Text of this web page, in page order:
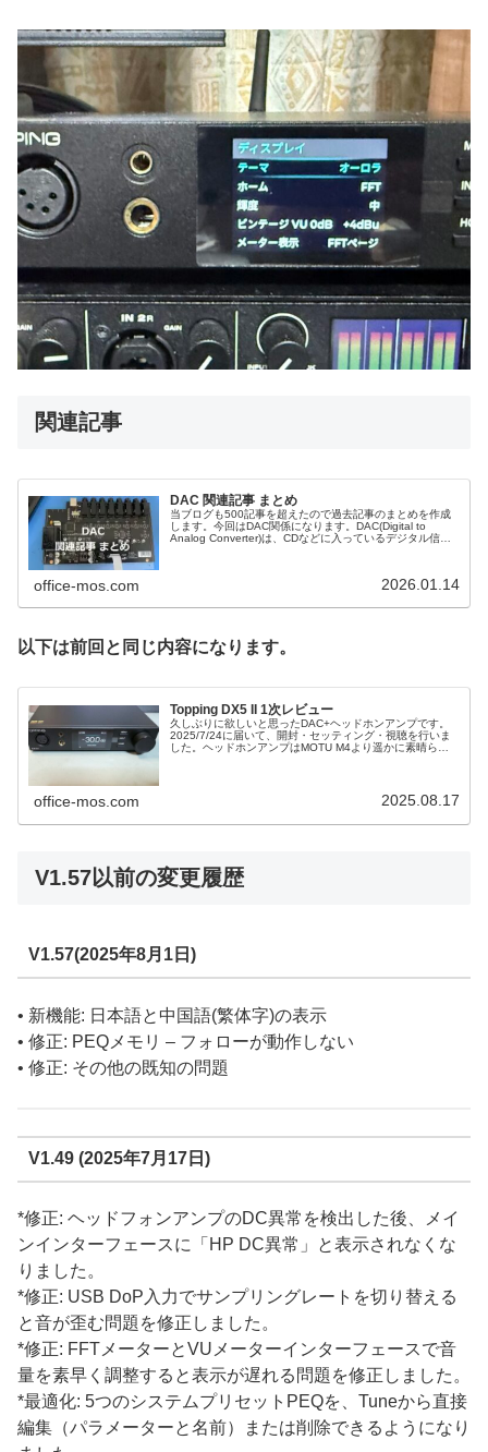
関連記事
DAC 関連記事 まとめ
当ブログも500記事を超えたので過去記事のまとめを作成
します。今回はDAC関係になります。DAC(Digital to
Analog Converter)は、CDなどに入っているデジタル信号
office-mos.com 2026.01.14
以下は前回と同じ内容になります。
Topping DX5 II 1次レビュー
久しぶりに欲しいと思ったDAC+ヘッドホンアンプです。
2025/7/24に届いて、開封・セッティング・視聴を行いま
した。ヘッドホンアンプはMOTU M4より遥かに素晴らし
office-mos.com 2025.08.17
V1.57以前の変更履歴
V1.57(2025年8月1日)
• 新機能: 日本語と中国語(繁体字)の表示
• 修正: PEQメモリ – フォローが動作しない
• 修正: その他の既知の問題
V1.49 (2025年7月17日)
*修正: ヘッドフォンアンプのDC異常を検出した後、メイ
ンインターフェースに「HP DC異常」と表示されなくな
りました。
*修正: USB DoP入力でサンプリングレートを切り替える
と音が歪む問題を修正しました。
*修正: FFTメーターとVUメーターインターフェースで音
量を素早く調整すると表示が遅れる問題を修正しました。
*最適化: 5つのシステムプリセットPEQを、Tuneから直接
編集（パラメーターと名前）または削除できるようになり